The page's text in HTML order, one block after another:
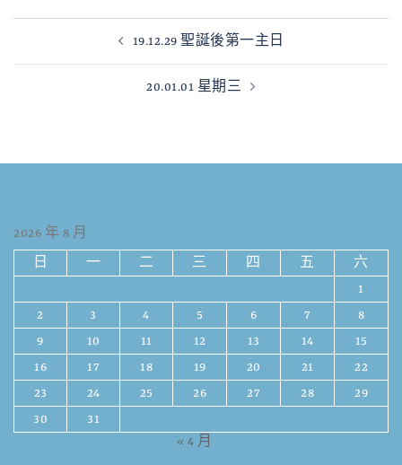
19.12.29 聖誕後第一主日
20.01.01 星期三
2026 年 8 月
日 一 二 三 四 五
六
1
2
3 4 5 6 7
8
9
10 11 12 13 14
15
16
17 18 19 20 21
22
23
24 25 26 27 28
29
30
31
« 4 月